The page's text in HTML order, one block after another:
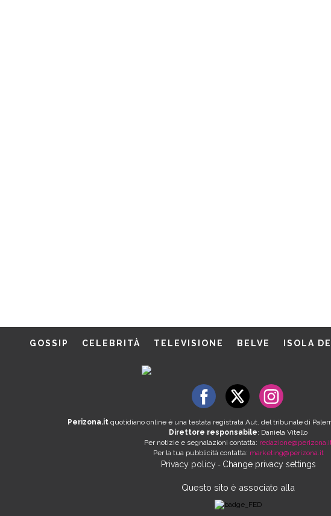
GOSSIP CELEBRITÀ TELEVISIONE BELVE ISOLA
Perizona.itquotidiano online è una testata registrata Aut. del tribunale di
Direttore responsabile: Daniela Vitello
Per notizie e segnalazioni contatta:
Per la tua pubblicità contatta: marketing@perizona.it
Privacy policy- Change privacy settings
Questo sito è associato alla